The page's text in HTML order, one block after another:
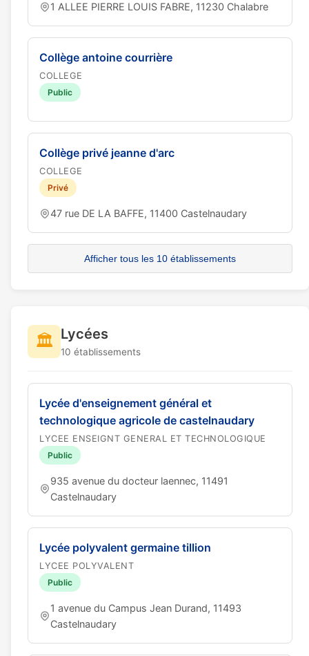
1 ALLEE PIERRE LOUIS FABRE, 11230 Chalabre
Collège antoine courrière
COLLEGE
Public
Collège privé jeanne d'arc
COLLEGE
Privé
47 rue DE LA BAFFE, 11400 Castelnaudary
Afficher tous les 10 établissements
🏛️ Lycées
10 établissements
Lycée d'enseignement général et
technologique agricole de castelnaudary
LYCEE ENSEIGNT GENERAL ET TECHNOLOGIQUE
Public
935 avenue du docteur laennec, 11491
Castelnaudary
Lycée polyvalent germaine tillion
LYCEE POLYVALENT
Public
1 avenue du Campus Jean Durand, 11493
Castelnaudary